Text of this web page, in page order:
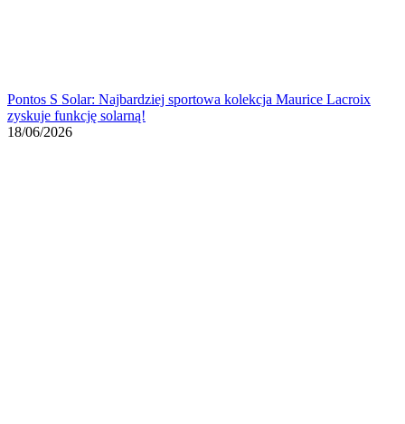
Pontos S Solar: Najbardziej sportowa kolekcja Maurice Lacroix
zyskuje funkcję solarną!
18/06/2026